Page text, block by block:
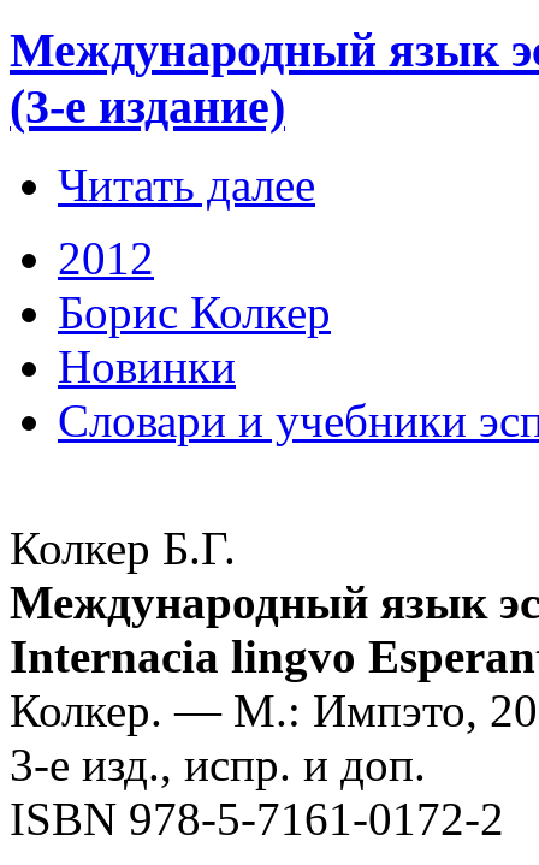
Международный язык
(3-е издание)
Читать далее
2012
Борис Колкер
Новинки
Словари и учебники
Колкер Б.Г.
Международный язык
Internacia lingvo
Колкер. — М.: Импэто,
3-е изд., испр. и доп.
ISBN 978-5-7161-0172-2